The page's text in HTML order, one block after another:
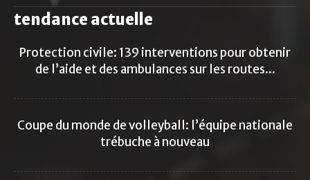
tendance actuelle
Protection civile: 139 interventions pour obtenir
de l’aide et des ambulances sur les routes...
Coupe du monde de volleyball: l’équipe nationale
trébuche à nouveau